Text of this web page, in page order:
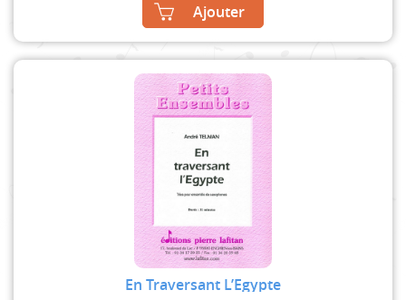
Ajouter
En Traversant L’Egypte